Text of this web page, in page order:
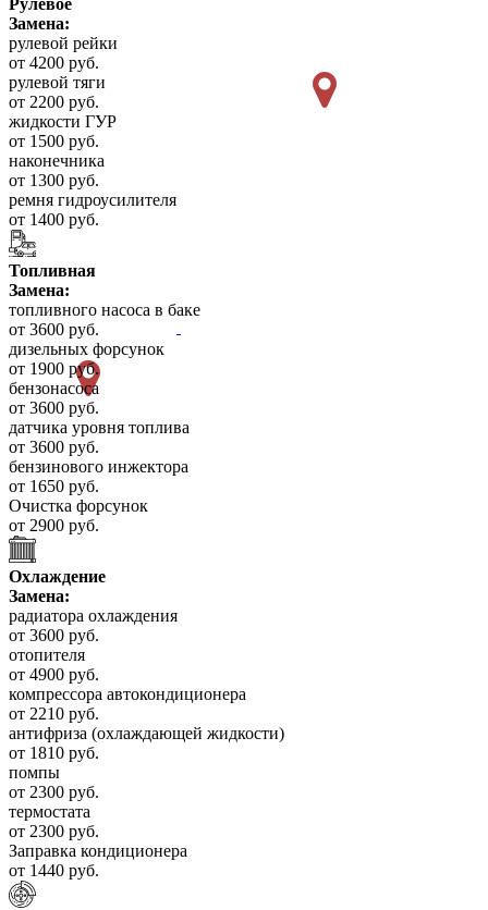
Замена:
рулевой рейки
от 4200 руб.
рулевой тяги
от 2200 руб.
жидкости ГУР
от 1500 руб.
наконечника
от 1300 руб.
ремня гидроусилителя
от 1400 руб.
Топливная
Замена:
топливного насоса в баке
от 3600 руб.
дизельных форсунок
от 1900 руб.
бензонасоса
от 3600 руб.
датчика уровня топлива
от 3600 руб.
бензинового инжектора
от 1650 руб.
Очистка форсунок
от 2900 руб.
Охлаждение
Замена:
радиатора охлаждения
от 3600 руб.
отопителя
от 4900 руб.
компрессора автокондиционера
от 2210 руб.
антифриза (охлаждающей жидкости)
от 1810 руб.
помпы
от 2300 руб.
термостата
от 2300 руб.
Заправка кондиционера
от 1440 руб.